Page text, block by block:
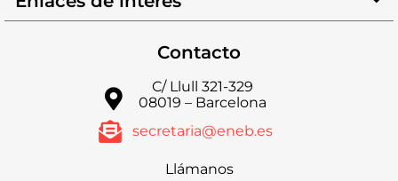
Contacto
C/ Llull 321-329
08019 – Barcelona
secretaria@eneb.es
Llámanos